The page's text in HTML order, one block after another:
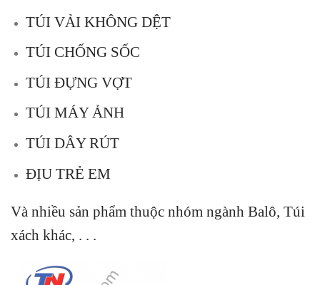
TÚI VẢI KHÔNG DỆT
TÚI CHỐNG SỐC
TÚI ĐỰNG VỢT
TÚI MÁY ẢNH
TÚI DÂY RÚT
ĐỊU TRẺ EM
Và nhiều sản phẩm thuộc nhóm ngành Balô, Túi
xách khác, . . .